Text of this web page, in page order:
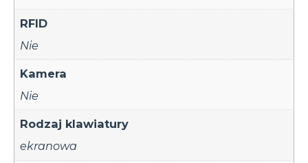
RFID
Nie
Kamera
Nie
Rodzaj klawiatury
ekranowa